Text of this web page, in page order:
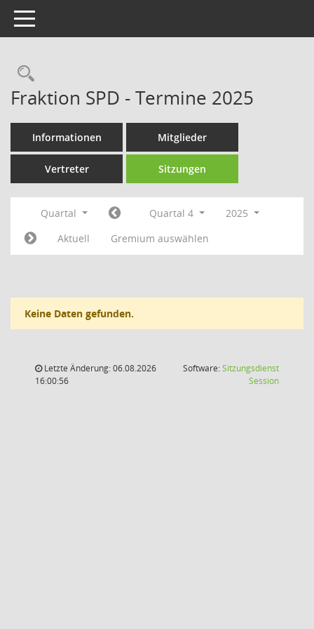
Toggle navigation
Rechercheauswahl
Fraktion SPD - Termine 2025
Informationen Mitglieder
Vertreter Sitzungen
Quartal Quartal 4
2025
Aktuell
Gremium auswählen
Keine Daten gefunden.
Letzte Änderung: 06.08.2026
16:00:56
Software:Sitzungsdienst
Session(Wird in